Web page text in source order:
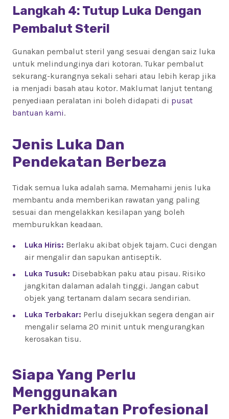
Langkah 4: Tutup Luka Dengan
Pembalut Steril
Gunakan pembalut steril yang sesuai dengan saiz luka
untuk melindunginya dari kotoran. Tukar pembalut
sekurang-kurangnya sekali sehari atau lebih kerap jika
ia menjadi basah atau kotor. Maklumat lanjut tentang
penyediaan peralatan ini boleh didapati di pusat
bantuan kami.
Jenis Luka Dan
Pendekatan Berbeza
Tidak semua luka adalah sama. Memahami jenis luka
membantu anda memberikan rawatan yang paling
sesuai dan mengelakkan kesilapan yang boleh
memburukkan keadaan.
Luka Hiris: Berlaku akibat objek tajam. Cuci dengan
air mengalir dan sapukan antiseptik.
Luka Tusuk: Disebabkan paku atau pisau. Risiko
jangkitan dalaman adalah tinggi. Jangan cabut
objek yang tertanam dalam secara sendirian.
Luka Terbakar: Perlu disejukkan segera dengan air
mengalir selama 20 minit untuk mengurangkan
kerosakan tisu.
Siapa Yang Perlu
Menggunakan
Perkhidmatan Profesional